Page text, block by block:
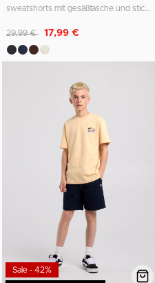
Reduziert von
29,99 € auf
17,99 €
Sale - 42%